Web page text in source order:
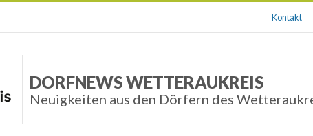
Kontakt
DORFNEWS WETTERAUKREIS
Neuigkeiten aus den Dörfern des